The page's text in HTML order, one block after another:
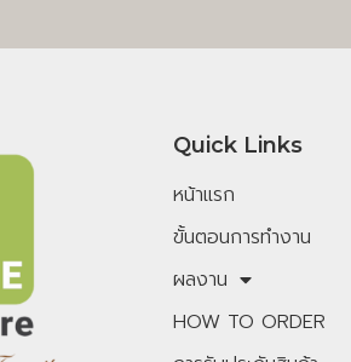
Quick Links
หน้าแรก
ขั้นตอนการทำงาน
ผลงาน
HOW TO ORDER